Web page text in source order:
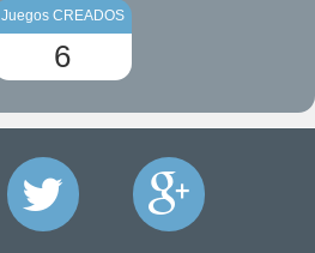
Juegos CREADOS
6